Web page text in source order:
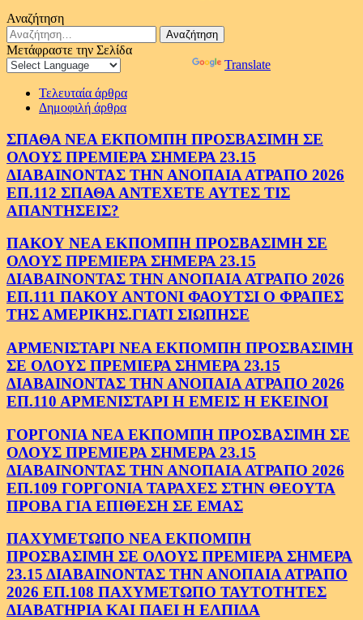
Αναζήτηση
Αναζήτηση
για:
Μετάφραστε την Σελίδα
Translate
Τελευταία άρθρα
Δημοφιλή άρθρα
ΣΠΑΘΑ ΝΕΑ ΕΚΠΟΜΠΗ ΠΡΟΣΒΑΣΙΜΗ ΣΕ
ΟΛΟΥΣ ΠΡΕΜΙΕΡΑ ΣΗΜΕΡΑ 23.15
ΔΙΑΒΑΙΝΟΝΤΑΣ ΤΗΝ ΑΝΟΠΑΙΑ ΑΤΡΑΠΟ 2026
ΕΠ.112 ΣΠΑΘΑ ΑΝΤΕΧΕΤΕ ΑΥΤΕΣ ΤΙΣ
ΑΠΑΝΤΗΣΕΙΣ?
ΠΑΚΟΥ ΝΕΑ ΕΚΠΟΜΠΗ ΠΡΟΣΒΑΣΙΜΗ ΣΕ
ΟΛΟΥΣ ΠΡΕΜΙΕΡΑ ΣΗΜΕΡΑ 23.15
ΔΙΑΒΑΙΝΟΝΤΑΣ ΤΗΝ ΑΝΟΠΑΙΑ ΑΤΡΑΠΟ 2026
ΕΠ.111 ΠΑΚΟΥ ΑΝΤΟΝΙ ΦΑΟΥΤΣΙ Ο ΦΡΑΠΕΣ
ΤΗΣ ΑΜΕΡΙΚΗΣ.ΓΙΑΤΙ ΣΙΩΠΗΣΕ
ΑΡΜΕΝΙΣΤΑΡΙ ΝΕΑ ΕΚΠΟΜΠΗ ΠΡΟΣΒΑΣΙΜΗ
ΣΕ ΟΛΟΥΣ ΠΡΕΜΙΕΡΑ ΣΗΜΕΡΑ 23.15
ΔΙΑΒΑΙΝΟΝΤΑΣ ΤΗΝ ΑΝΟΠΑΙΑ ΑΤΡΑΠΟ 2026
ΕΠ.110 ΑΡΜΕΝΙΣΤΑΡΙ Η ΕΜΕΙΣ Η ΕΚΕΙΝΟΙ
ΓΟΡΓΟΝΙΑ ΝΕΑ ΕΚΠΟΜΠΗ ΠΡΟΣΒΑΣΙΜΗ ΣΕ
ΟΛΟΥΣ ΠΡΕΜΙΕΡΑ ΣΗΜΕΡΑ 23.15
ΔΙΑΒΑΙΝΟΝΤΑΣ ΤΗΝ ΑΝΟΠΑΙΑ ΑΤΡΑΠΟ 2026
ΕΠ.109 ΓΟΡΓΟΝΙΑ ΤΑΡΑΧΕΣ ΣΤΗΝ ΘΕΟΥΤΑ
ΠΡΟΒΑ ΓΙΑ ΕΠΙΘΕΣΗ ΣΕ ΕΜΑΣ
ΠΑΧΥΜΕΤΩΠΟ ΝΕΑ ΕΚΠΟΜΠΗ
ΠΡΟΣΒΑΣΙΜΗ ΣΕ ΟΛΟΥΣ ΠΡΕΜΙΕΡΑ ΣΗΜΕΡΑ
23.15 ΔΙΑΒΑΙΝΟΝΤΑΣ ΤΗΝ ΑΝΟΠΑΙΑ ΑΤΡΑΠΟ
2026 ΕΠ.108 ΠΑΧΥΜΕΤΩΠΟ ΤΑΥΤΟΤΗΤΕΣ
ΔΙΑΒΑΤΗΡΙΑ ΚΑΙ ΠΑΕΙ Η ΕΛΠΙΔΑ